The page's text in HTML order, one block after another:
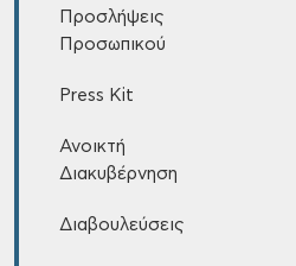
Προσλήψεις
Προσωπικού
Press Kit
Ανοικτή
Διακυβέρνηση
Διαβουλεύσεις